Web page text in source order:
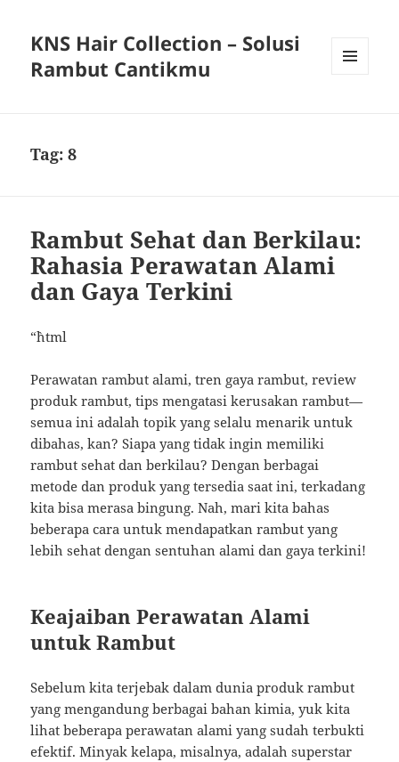
KNS Hair Collection – Solusi
Rambut Cantikmu
Tag:8
Rambut Sehat dan Berkilau:
Rahasia Perawatan Alami
dan Gaya Terkini
“`html
Perawatan rambut alami, tren gaya rambut, review
produk rambut, tips mengatasi kerusakan rambut—
semua ini adalah topik yang selalu menarik untuk
dibahas, kan? Siapa yang tidak ingin memiliki
rambut sehat dan berkilau? Dengan berbagai
metode dan produk yang tersedia saat ini, terkadang
kita bisa merasa bingung. Nah, mari kita bahas
beberapa cara untuk mendapatkan rambut yang
lebih sehat dengan sentuhan alami dan gaya terkini!
Keajaiban Perawatan Alami
untuk Rambut
Sebelum kita terjebak dalam dunia produk rambut
yang mengandung berbagai bahan kimia, yuk kita
lihat beberapa perawatan alami yang sudah terbukti
efektif. Minyak kelapa, misalnya, adalah superstar